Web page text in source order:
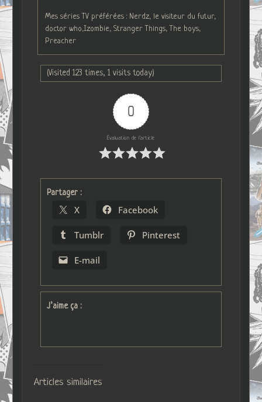
Mes séries TV préférées : Nerdz, le visiteur du futur,
doctor who,Izombie, Stranger Things, The boys,
Preacher
(Visited 123 times, 1 visits today)
0
Évaluation de l'article
Partager :
X Facebook
Tumblr Pinterest
E-mail
J’aime ça :
Articles similaires